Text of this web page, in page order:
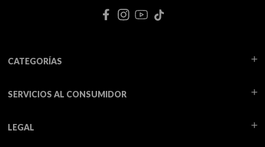
CATEGORÍAS
SERVICIOS AL CONSUMIDOR
LEGAL